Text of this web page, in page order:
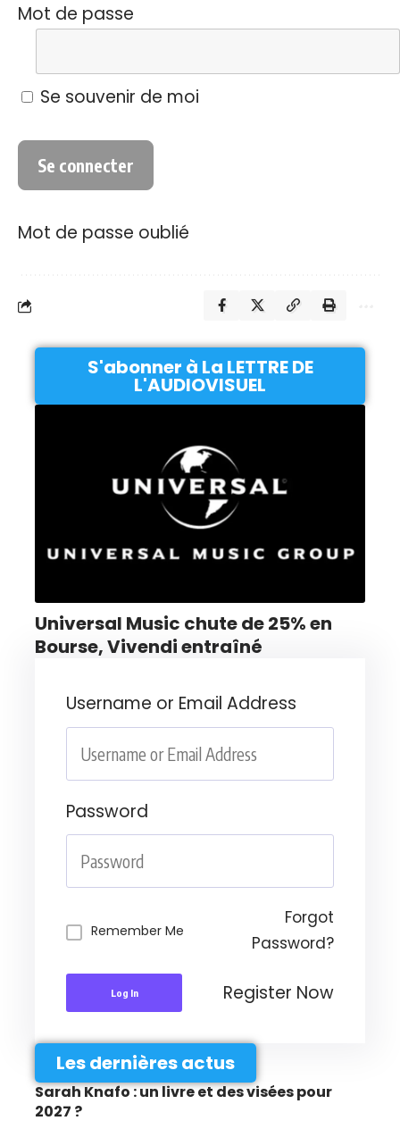
Mot de passe
Se souvenir de moi
Mot de passe oublié
S'abonner à La LETTRE DE
L'AUDIOVISUEL
Universal Music chute de 25% en
Bourse, Vivendi entraîné
Username or Email Address
Password
Remember Me
Forgot
Password?
Log In Register Now
Les dernières actus
Sarah Knafo : un livre et des visées pour
2027 ?